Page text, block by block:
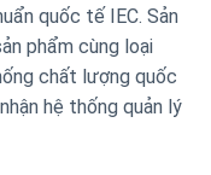
quốc tế IEC. Sản
phẩm cùng loại
chất lượng quốc
hệ thống quản lý